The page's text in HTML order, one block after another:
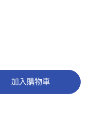
加入購物車